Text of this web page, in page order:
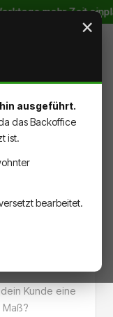
mehr Zeit
0 PRODUKTE AUF
Kunde eine
×
ausgeführt.
das Backoffice
ist.
bearbeitet.